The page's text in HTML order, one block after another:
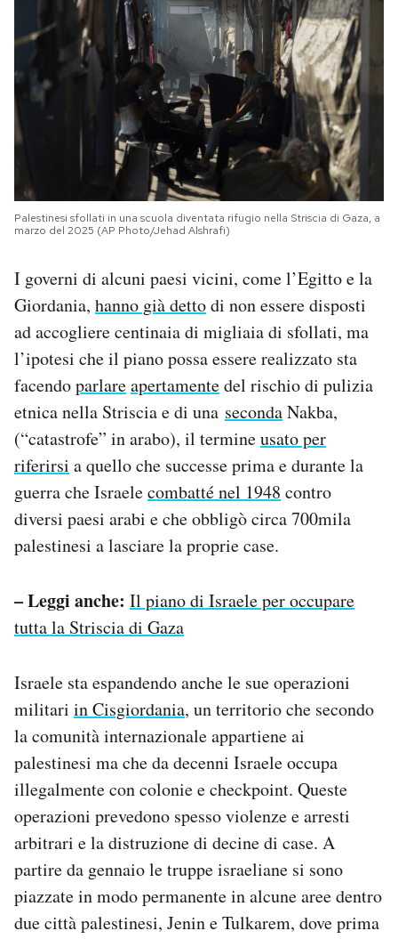
Palestinesi sfollati in una scuola diventata rifugio nella Striscia di Gaza, a
marzo del 2025 (AP Photo/Jehad Alshrafi)
I governi di alcuni paesi vicini, come l’Egitto e la
Giordania, hanno già dettodi non essere disposti
ad accogliere centinaia di migliaia di sfollati, ma
l’ipotesi che il piano possa essere realizzato sta
facendoparlareapertamentedel rischio di pulizia
etnica nella Striscia e di una secondaNakba,
(“catastrofe” in arabo), il termineusato per
riferirsi a quello che successe prima e durante la
guerra che Israelecombatté nel 1948 contro
diversi paesi arabi e che obbligò circa 700mila
palestinesi a lasciare la proprie case.
– Leggi anche: Il piano di Israele per occupare
tutta la Striscia di Gaza
Israele sta espandendo anche le sue operazioni
militari in Cisgiordania, un territorio che secondo
la comunità internazionale appartiene ai
palestinesi ma che da decenni Israele occupa
illegalmente con colonie e checkpoint. Queste
operazioni prevedono spesso violenze e arresti
arbitrari e la distruzione di decine di case. A
partire da gennaio le truppe israeliane si sono
piazzate in modo permanente in alcune aree dentro
due città palestinesi, Jenin e Tulkarem, dove prima